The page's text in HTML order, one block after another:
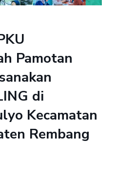
Pamotan
di
Kecamatan
Rembang